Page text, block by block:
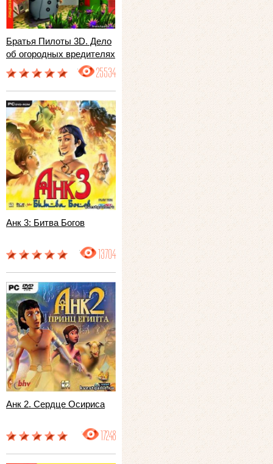
Братья Пилоты 3D. Дело
об огородных вредителях
25534
Анк 3: Битва Богов
13704
Анк 2. Сердце Осириса
17248